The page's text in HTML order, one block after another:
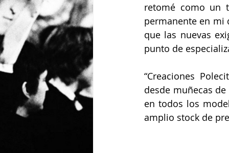
retomé como un
permanente en mi
que las nuevas
punto de
“Creaciones
desde muñecas
en todos los
amplio stock de